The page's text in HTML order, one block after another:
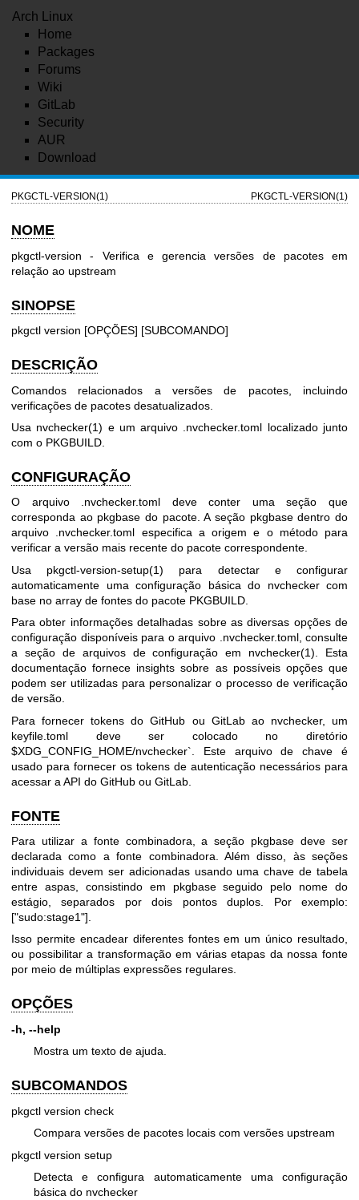
Arch Linux
Home
Packages
Forums
Wiki
GitLab
Security
AUR
Download
PKGCTL-VERSION(1) PKGCTL-VERSION(1)
NOME
pkgctl-version - Verifica e gerencia versões de pacotes em
relação ao upstream
SINOPSE
pkgctl version [OPÇÕES] [SUBCOMANDO]
DESCRIÇÃO
Comandos relacionados a versões de pacotes, incluindo
verificações de pacotes desatualizados.
Usa nvchecker(1) e um arquivo
.nvchecker.toml localizado junto
com o PKGBUILD.
CONFIGURAÇÃO
O arquivo .nvchecker.toml deve conter uma seção que
corresponda ao pkgbase do pacote. A seção pkgbase dentro do
arquivo .nvchecker.toml especifica a origem e o método para
verificar a versão mais recente do pacote correspondente.
Usa pkgctl-version-setup(1) para detectar e configurar
automaticamente uma configuração básica do nvchecker com
base no array de fontes do pacote PKGBUILD.
Para obter informações detalhadas sobre as diversas opções de
configuração disponíveis para o arquivo
.nvchecker.toml, consulte
a seção de arquivos de configuração em nvchecker(1). Esta
documentação fornece insights sobre as possíveis opções que
podem ser utilizadas para personalizar o processo de verificação
de versão.
Para fornecer tokens do GitHub ou GitLab ao nvchecker, um
keyfile.toml deve ser colocado no diretório
$XDG_CONFIG_HOME/nvchecker`. Este arquivo de chave é
usado para fornecer os tokens de autenticação necessários para
acessar a API do GitHub ou GitLab.
FONTE
Para utilizar a fonte combinadora, a seção pkgbase deve ser
declarada como a fonte combinadora. Além disso, às seções
individuais devem ser adicionadas usando uma chave de tabela
entre aspas, consistindo em pkgbaseseguido pelo nome do
estágio, separados por dois pontos duplos. Por exemplo:
["sudo:stage1"]
Isso permite encadear diferentes fontes em um único resultado,
ou possibilitar a transformação em várias etapas da nossa fonte
por meio de múltiplas expressões regulares.
OPÇÕES
-h, --help
Mostra um texto de ajuda.
SUBCOMANDOS
pkgctl version check
Compara versões de pacotes locais com versões upstream
pkgctl version setup
Detecta e configura automaticamente uma configuração
básica do nvchecker